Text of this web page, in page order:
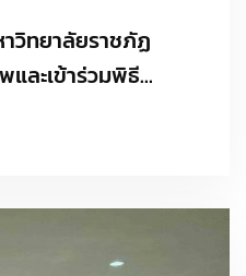
วิทยาลัยราชภัฏ
และเข้าร่วมพิธี
สโร)